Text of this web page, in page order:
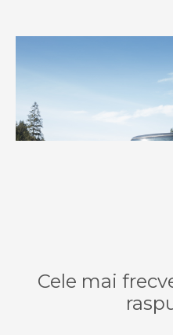
Cele mai